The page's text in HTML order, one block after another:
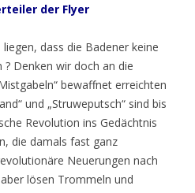
der Flyer
dass die Badener keine
? Denken wir doch an die
bewaffnet erreichten
und „Struweputsch“ sind bis
Revolution ins Gedächtnis
die damals fast ganz
Neuerungen nach
lösen Trommeln und